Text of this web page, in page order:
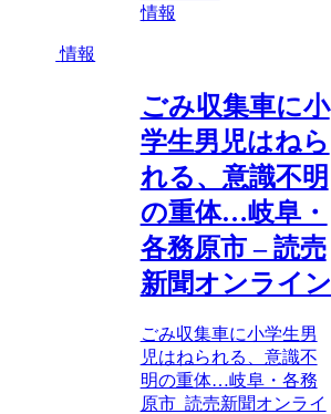
情報
情報
ごみ収集車に小
学生男児はねら
れる、意識不明
の重体…岐阜・
各務原市 – 読売
新聞オンライン
ごみ収集車に小学生男
児はねられる、意識不
明の重体…岐阜・各務
原市 読売新聞オンライ